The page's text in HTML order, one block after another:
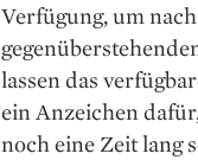
Verfügung, um
lassen das
ein Anzeichen
noch eine Zeit lang